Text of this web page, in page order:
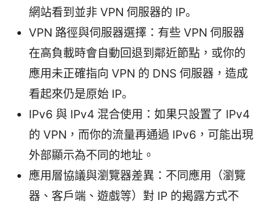
網站看到並非 VPN 伺服器的 IP。
VPN 路徑與伺服器選擇：有些 VPN 伺服器
在高負載時會自動回退到鄰近節點，或你的
應用未正確指向 VPN 的 DNS 伺服器，造成
看起來仍是原始 IP。
IPv6 與 IPv4 混合使用：如果只設置了 IPv4
的 VPN，而你的流量再通過 IPv6，可能出現
外部顯示為不同的地址。
應用層協議與瀏覽器差異：不同應用（瀏覽
器、客戶端、遊戲等）對 IP 的揭露方式不